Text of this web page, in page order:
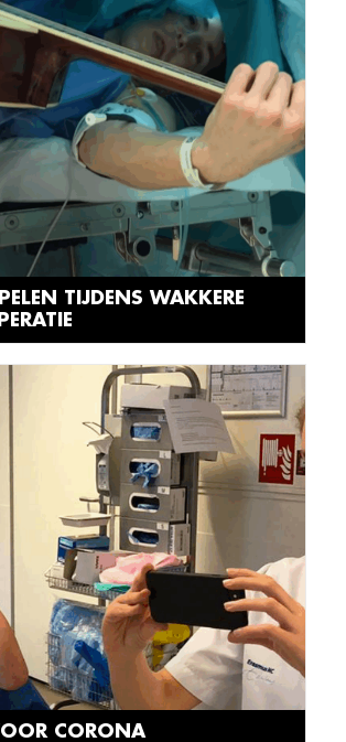
TIJDENS WAKKERE
CORONA